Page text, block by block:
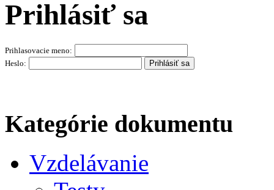
Prihlásiť sa
Prihlasovacie meno:
Heslo:
Kategórie dokumentu
Vzdelávanie